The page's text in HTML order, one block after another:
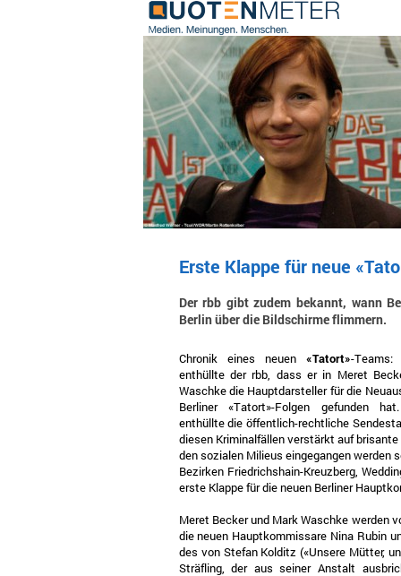
Erste Klappe für neue
Der rbb gibt zudem bekannt, wann
Berlin über die Bildschirme flimmern.
Chronik eines neuen «Tatort»-
enthüllte der rbb, dass er in Meret
Waschke die Hauptdarsteller für die
Berliner «Tatort»-Folgen gefunden
enthüllte die öffentlich-rechtliche
diesen Kriminalfällen verstärkt auf
den sozialen Milieus eingegangen werden
Bezirken Friedrichshain-Kreuzberg,
erste Klappe für die neuen Berliner
Meret Becker und Mark Waschke werden
die neuen Hauptkommissare Nina Rubin
des von Stefan Kolditz («Unsere Mütter,
Sträfling, der aus seiner Anstalt